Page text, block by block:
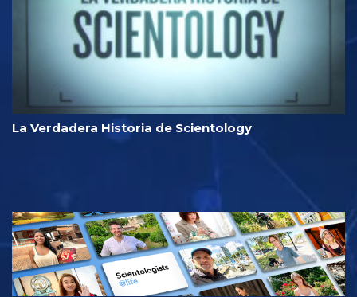
La Verdadera Historia de Scientology